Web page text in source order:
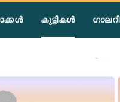
കുട്ടികൾ ഗാലറി